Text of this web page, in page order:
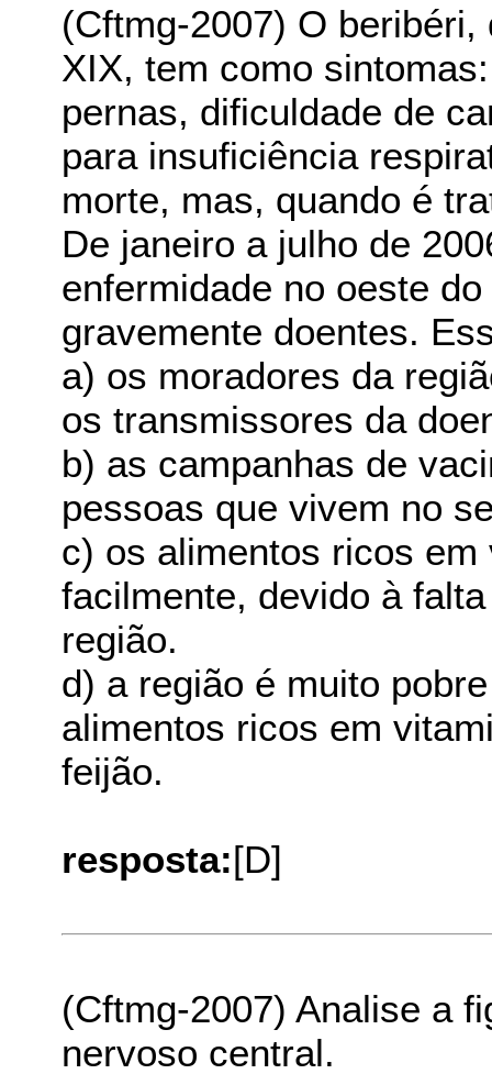
(Cftmg-2007) O
XIX, tem como
pernas, dificuldade de
para insuficiência
morte, mas, quando é
De janeiro a julho de
enfermidade no oeste
gravemente doentes.
a) os moradores da
os transmissores da
b) as campanhas de
pessoas que vivem no
c) os alimentos ricos
facilmente, devido à
região.
d) a região é muito
alimentos ricos em
feijão.
resposta:[D]
(Cftmg-2007) Analise a
nervoso central.